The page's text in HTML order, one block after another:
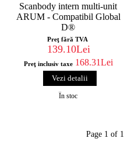
Scanbody intern multi-unit
ARUM - Compatibil Global
D®
Preţ fără TVA
139.10Lei
Preţ inclusiv taxe 168.31Lei
Vezi detalii
În stoc
Page 1 of 1